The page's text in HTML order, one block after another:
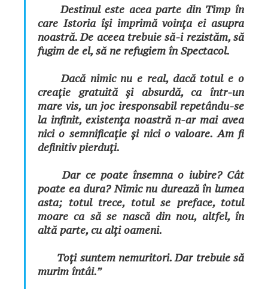
Destinul este acea parte din Timp în
care Istoria își imprimă voința ei asupra
noastră. De aceea trebuie să-i rezistăm, să
fugim de el, să ne refugiem în Spectacol.
Dacă nimic nu e real, dacă totul e o
creație gratuită și absurdă, ca într-un
mare vis, un joc iresponsabil repetându-se
la infinit, existența noastră n-ar mai avea
nici o semnificație și nici o valoare. Am fi
definitiv pierduți.
Dar ce poate însemna o iubire? Cât
poate ea dura? Nimic nu durează în lumea
asta; totul trece, totul se preface, totul
moare ca să se nască din nou, altfel, în
altă parte, cu alți oameni.
Toți suntem nemuritori. Dar trebuie să
murim întâi.”